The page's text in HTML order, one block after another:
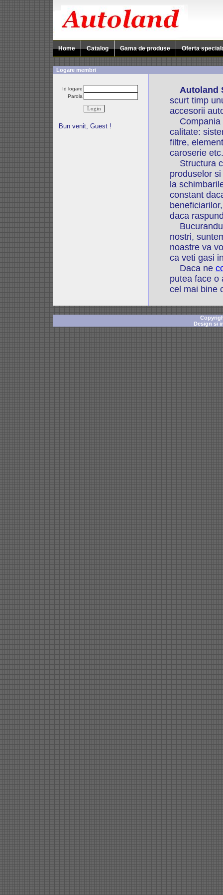
Home Catalog Gama de produse Oferta
Logare membri
Id logare
Parola
Bun venit, Guest !
Autoland
scurt timp
accesorii
Compania
calitate:
filtre,
caroserie etc.
Structura
produselor
la
constant
daca
nostri,
noastre va
ca veti gasi
Daca ne
putea face o
cel mai bine
Design si